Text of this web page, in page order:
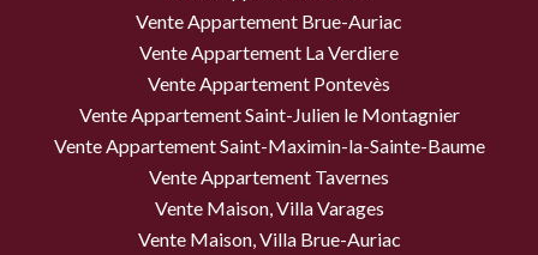
Vente Appartement Brue-Auriac
Vente Appartement La Verdiere
Vente Appartement Pontevès
Vente Appartement Saint-Julien le Montagnier
Vente Appartement Saint-Maximin-la-Sainte-Baume
Vente Appartement Tavernes
Vente Maison, Villa Varages
Vente Maison, Villa Brue-Auriac